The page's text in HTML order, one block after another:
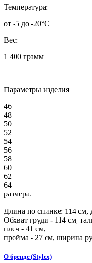
Температура:
от -5 до -20°C
Вес:
1 400 грамм
Параметры изделия
46
48
50
52
54
56
58
60
62
64
размера:
Длина по спинке: 114 см,
Обхват груди - 114 см,
плеч - 41 см,
пройма - 27 см, ширина
О бренде (Stylex)